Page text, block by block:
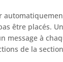
être placés.
à
de la